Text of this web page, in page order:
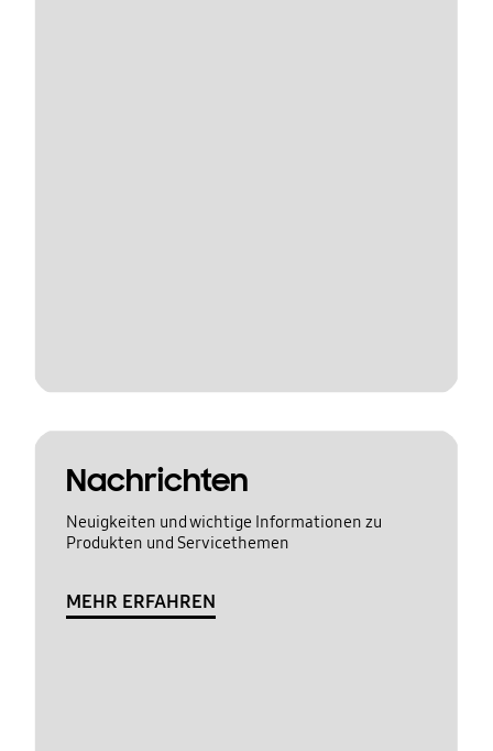
Nachrichten
Neuigkeiten und wichtige Informationen zu
Produkten und Servicethemen
MEHR ERFAHREN